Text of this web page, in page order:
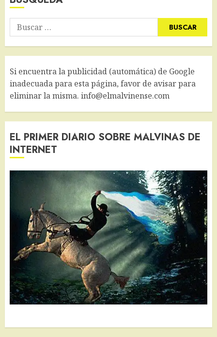
Buscar:
Si encuentra la publicidad (automática) de Google
inadecuada para esta página, favor de avisar para
eliminar la misma. info@elmalvinense.com
EL PRIMER DIARIO SOBRE MALVINAS DE
INTERNET